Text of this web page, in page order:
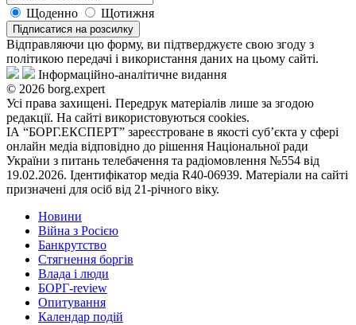
Щоденно Щотижня
Підписатися на розсилку
Відправляючи цю форму, ви підтверджуєте свою згоду з
політикою передачі і використання даних на цьому сайті.
Інформаційно-аналітичне видання
© 2026 borg.expert
Усі права захищені. Передрук матеріалів лише за згодою
редакції. На сайті використовуються cookies.
ІА “БОРГ.ЕКСПЕРТ” зареєстроване в якості суб’єкта у сфері
онлайн медіа відповідно до рішення Національної ради
України з питань телебачення та радіомовлення №554 від
19.02.2026. Ідентифікатор медіа R40-06939. Матеріали на сайті
призначені для осіб від 21-річного віку.
Новини
Війна з Росією
Банкрутство
Стягнення боргiв
Влада i люди
БОРГ-review
Опитування
Календар подій